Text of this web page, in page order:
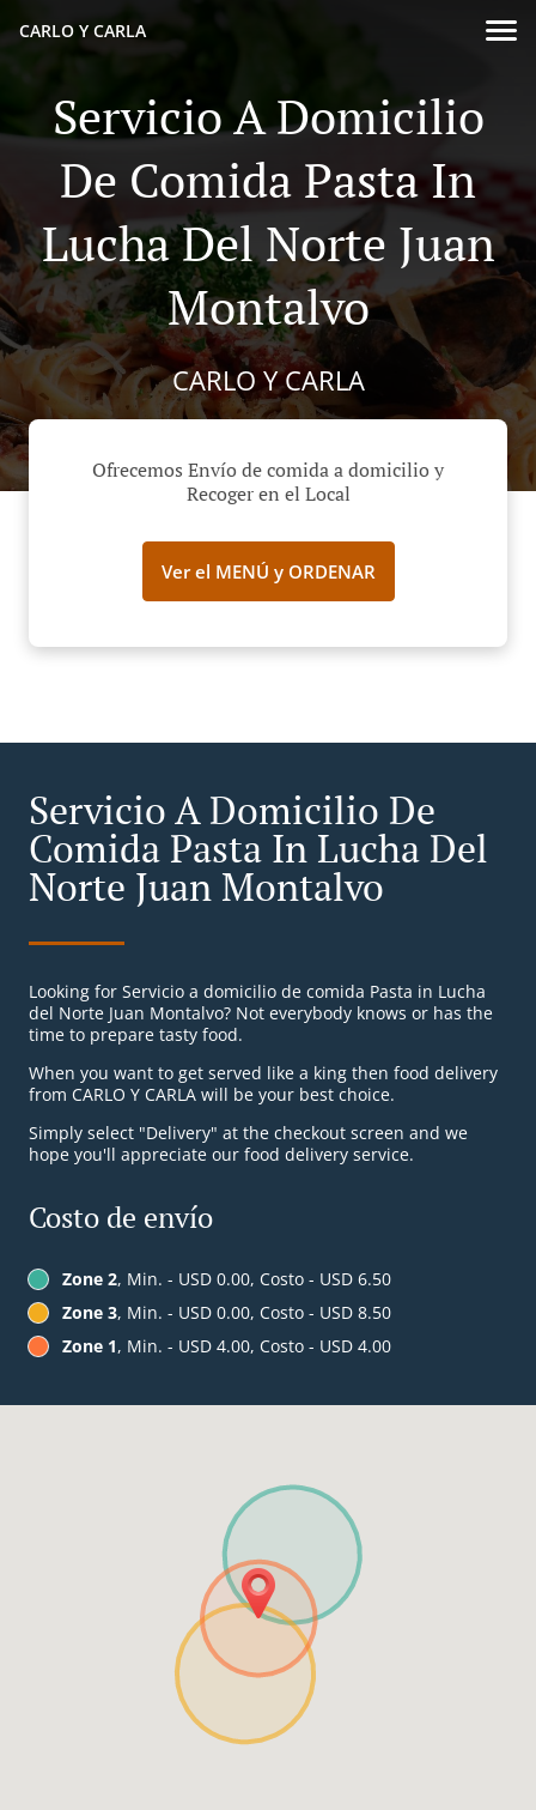
CARLO Y CARLA
Servicio A Domicilio
De Comida Pasta In
Lucha Del Norte Juan
Montalvo
CARLO Y CARLA
Ofrecemos Envío de comida a domicilio y
Recoger en el Local
Ver el MENÚ y ORDENAR
Servicio A Domicilio De
Comida Pasta In Lucha Del
Norte Juan Montalvo
Looking for Servicio a domicilio de comida Pasta in Lucha
del Norte Juan Montalvo? Not everybody knows or has the
time to prepare tasty food.
When you want to get served like a king then food delivery
from CARLO Y CARLA will be your best choice.
Simply select "Delivery" at the checkout screen and we
hope you'll appreciate our food delivery service.
Costo de envío
Zone 2, Min. - USD 0.00, Costo - USD 6.50
Zone 3, Min. - USD 0.00, Costo - USD 8.50
Zone 1, Min. - USD 4.00, Costo - USD 4.00